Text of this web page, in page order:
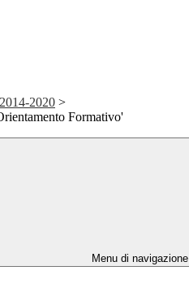
2020 >
Formativo'
Menu di navigazione